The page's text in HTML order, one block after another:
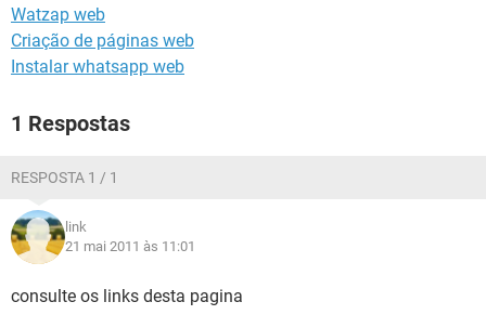
Watzap web
Criação de páginas web
Instalar whatsapp web
1 Respostas
RESPOSTA 1 / 1
link
21 mai 2011 às 11:01
consulte os links desta pagina